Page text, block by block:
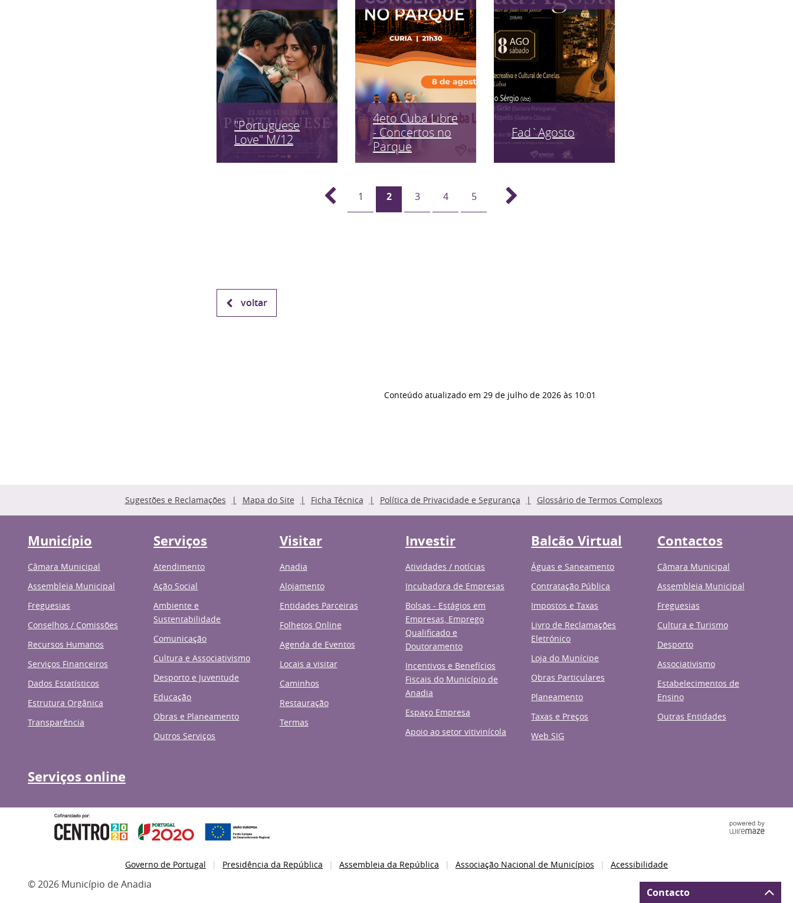
"Portuguese
Love" M/12
4eto Cuba Libre
- Concertos no
Parque
Fad`Agosto
1 2 3 4 5
voltar
Conteúdo atualizado em 29 de julho de 2026 às 10:01
Sugestões e Reclamações Mapa do Site Ficha Técnica Política de Privacidade e Segurança Glossário de Termos Complexos
Município
Câmara Municipal
Assembleia Municipal
Freguesias
Conselhos / Comissões
Recursos Humanos
Serviços Financeiros
Dados Estatísticos
Estrutura Orgânica
Transparência
Serviços
Atendimento
Ação Social
Ambiente e
Sustentabilidade
Comunicação
Cultura e Associativismo
Desporto e Juventude
Educação
Obras e Planeamento
Outros Serviços
Visitar
Anadia
Alojamento
Entidades Parceiras
Folhetos Online
Agenda de Eventos
Locais a visitar
Caminhos
Restauração
Termas
Investir
Atividades / notícias
Incubadora de Empresas
Bolsas - Estágios em
Empresas, Emprego
Qualificado e
Doutoramento
Incentivos e Benefícios
Fiscais do Município de
Anadia
Espaço Empresa
Apoio ao setor vitivinícola
Balcão Virtual
Águas e Saneamento
Contratação Pública
Impostos e Taxas
Livro de Reclamações
Eletrónico
Loja do Munícipe
Obras Particulares
Planeamento
Taxas e Preços
Web SIG
Contactos
Câmara Municipal
Assembleia Municipal
Freguesias
Cultura e Turismo
Desporto
Associativismo
Estabelecimentos de
Ensino
Outras Entidades
Serviços online
Governo de Portugal Presidência da República Assembleia da República Associação Nacional de Municípios Acessibilidade
© 2026 Município de Anadia
Contacto